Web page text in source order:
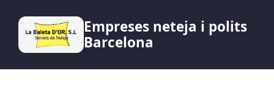
Empreses neteja i polits
Barcelona